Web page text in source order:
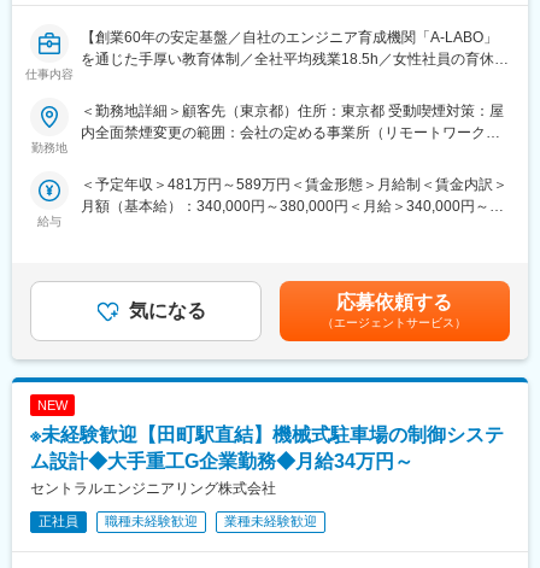
により、個々人に適した技術や業務領域の経験を経て長期的にキ
ャリア形成を実現できる環境です。
＜教育研修制度＞
・eラーニング…豊富なメニューを揃えたeラーニングシステムを
導入
スキル向上とキャリア形成を支援
・資格取得支援制度…資格取得受験料補助、技術図書購入補助、
高いキャリアコーディネーター（国家資格）が在籍
・評価制度…「業績」「組織貢献度」「能力開発」の指標から公
正な評価を行い、報酬への反映とキャリアアップを実施
■当社について：
グ企業。社員の9割以上がエンジニアという技術者集団です。
創業から20年黒字経営の安定基盤。様々な業界の開発プロジェク
トに参加して習得したノウハウが強みです。自社エンジニアのみ
で開発を行う【匠プロジェクト】は他社にはない強みです。
変更の範囲：会社の定める業務
仕事内容
【創業60年の安定基盤／自社のエンジニア育成機関「A-LABO」
を通じた手厚い教育体制／全社平均残業18.5h／女性社員の育休取
■業務内容：
・自動車の頭脳となる「車載ECU」とクラウドをつなぐ、IoTシス
・大手Sler内のプロジェクトにて、JavaやAWSを用いたバックエ
ンド開発を中心に、設計から実装まで幅広く携わっていただきま
■業務詳細：
・Javaを用いた車載ECU向けIoTシステムのWEBアプリケーショ
ン開発
・AWS（EC2等）環境におけるクラウドネイティブなサーバー構
・Linuxsaサーバー上でのバックエンド処理の実装および
PostgreSQLによるDB設計
・既存メンバーと連携した、チーム開発における進捗管理とコー
ドレビュー
■自社のエンジニア育成機関「A-LABO」：
・先端をゆく技術が求められる場に身をおくエンジニアのため
勤務地
＜勤務地詳細＞顧客先（東京都）住所：東京都 受動喫煙対策：屋
内全面禁煙変更の範囲：会社の定める事業所（リモートワーク含
給与
＜予定年収＞481万円～589万円＜賃金形態＞月給制＜賃金内訳＞
月額（基本給）：340,000円～380,000円＜月給＞340,000円～
じて上下する可能性があります。月給(月額)は固定手当を含めた表
記です。気になる 応募依頼する
（エージェントサービス）
NEW
※未経験歓迎【田町駅直結】機械式駐車場の制御システ
ム設計◆大手重工G企業勤務◆月給34万円～
セントラルエンジニアリング株式会社
正社員 職種未経験歓迎 業種未経験歓迎